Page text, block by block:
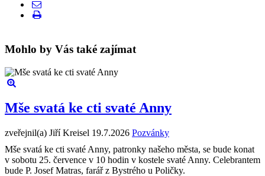
Mohlo by Vás také zajímat
Mše svatá ke cti svaté Anny
zveřejnil(a) Jiří Kreisel 19.7.2026 Pozvánky
Mše svatá ke cti svaté Anny, patronky našeho města, se bude konat
v sobotu 25. července v 10 hodin v kostele svaté Anny. Celebrantem
bude P. Josef Matras, farář z Bystrého u Poličky.